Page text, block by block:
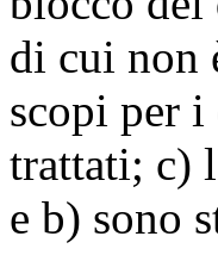
di cui non
scopi per i
trattati; c)
e b) sono